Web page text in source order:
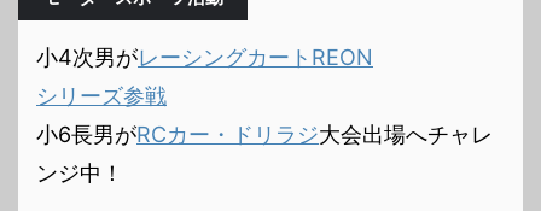
小4次男がレーシングカートREON
シリーズ参戦
小6長男がRCカー・ドリラジ大会出場へチャレ
ンジ中！